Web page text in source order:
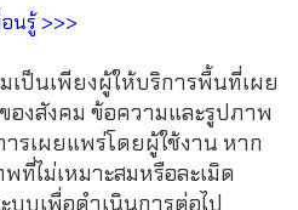
นรู้ >>>
เป็นเพียงผู้ให้บริการพื้นที่เผย
องสังคม ข้อความและรูปภาพ
รเผยแพร่โดยผู้ใช้งาน หาก
ไม่เหมาะสมหรือละเมิด